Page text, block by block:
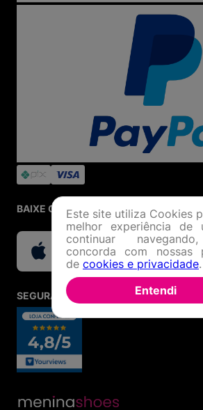
BAIXE O APP
SEGURANÇA E CREDIBILIDADE
Este site utiliza Cookies
melhor experiência de
continuar
concorda com nossas
de cookies e privacidade.
Entendi